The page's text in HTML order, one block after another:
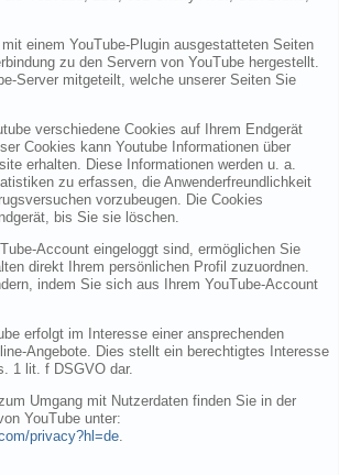
einem YouTube-Plugin ausgestatteten Seiten
zu den Servern von YouTube hergestellt.
Server mitgeteilt, welche unserer Seiten Sie
verschiedene Cookies auf Ihrem Endgerät
Cookies kann Youtube Informationen über
erhalten. Diese Informationen werden u. a.
zu erfassen, die Anwenderfreundlichkeit
vorzubeugen. Die Cookies
bis Sie sie löschen.
Account eingeloggt sind, ermöglichen Sie
direkt Ihrem persönlichen Profil zuzuordnen.
indem Sie sich aus Ihrem YouTube-Account
erfolgt im Interesse einer ansprechenden
Angebote. Dies stellt ein berechtigtes Interesse
1 lit. f DSGVO dar.
Umgang mit Nutzerdaten finden Sie in der
YouTube unter:
privacy?hl=de